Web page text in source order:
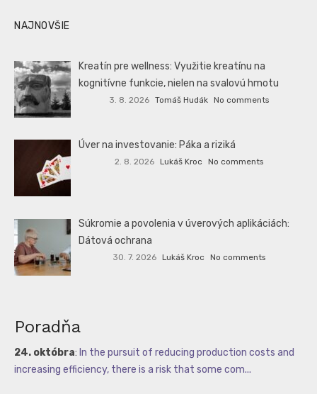
NAJNOVŠIE
Kreatín pre wellness: Využitie kreatínu na
kognitívne funkcie, nielen na svalovú hmotu
3. 8. 2026 Tomáš Hudák No comments
Úver na investovanie: Páka a riziká
2. 8. 2026 Lukáš Kroc No comments
Súkromie a povolenia v úverových aplikáciách:
Dátová ochrana
30. 7. 2026 Lukáš Kroc No comments
Poradňa
24. októbra: In the pursuit of reducing production costs and
increasing efficiency, there is a risk that some com...